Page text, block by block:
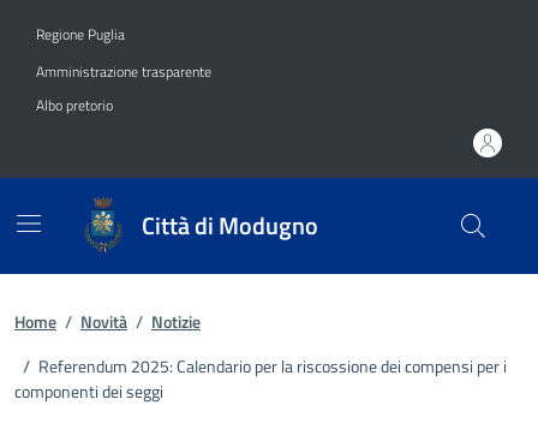
Regione Puglia
Amministrazione trasparente
Albo pretorio
Città di Modugno
Home / Novità / Notizie
/ Referendum 2025: Calendario per la riscossione dei compensi per i
componenti dei seggi